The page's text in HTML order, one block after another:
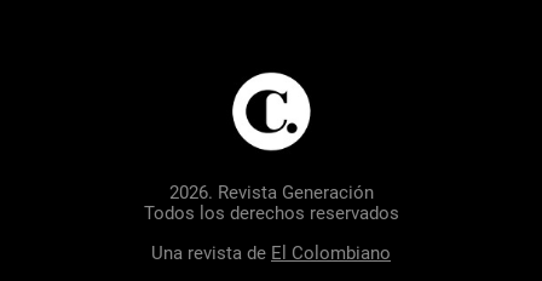
2026. Revista Generación
Todos los derechos reservados
Una revista de El Colombiano